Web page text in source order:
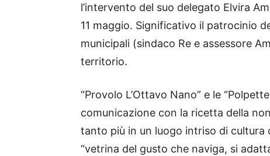
l’intervento del suo delegato Elvira
11 maggio. Significativo il patrocinio
municipali (sindaco Re e assessore
territorio.
“Provolo L’Ottavo Nano” e le
comunicazione con la ricetta della
tanto più in un luogo intriso di cultura
“vetrina del gusto che naviga, si